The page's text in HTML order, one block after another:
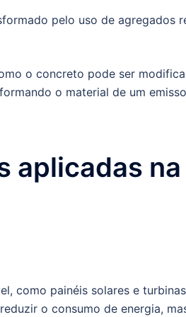
pelo uso de agregados
o concreto pode ser
o material de um
aplicadas na
como painéis solares e
o consumo de energia,